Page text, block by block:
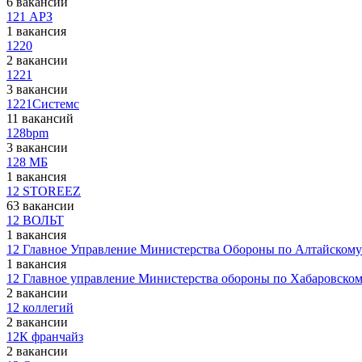
121 АРЗ
1 вакансия
1220
2 вакансии
1221
3 вакансии
1221Системс
11 вакансий
128bpm
3 вакансии
128 МБ
1 вакансия
12 STOREEZ
63 вакансии
12 ВОЛЬТ
1 вакансия
12 Главное Управление Министерства Обороны по
1 вакансия
12 Главное управление Министерства обороны по
2 вакансии
12 коллегий
2 вакансии
12К франчайз
2 вакансии